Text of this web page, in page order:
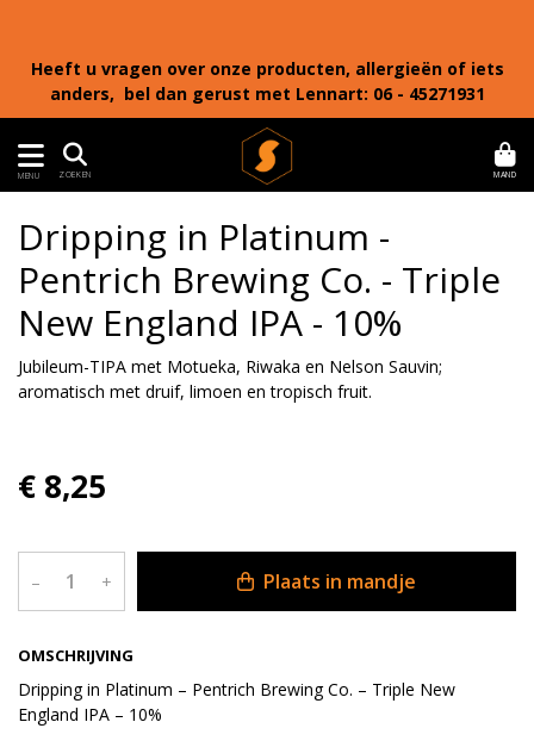
Heeft u vragen over onze producten, allergieën of iets
anders, bel dan gerust met Lennart: 06 - 45271931
MENU ZOEKEN MAND
OMSCHRIJVING
Dripping in Platinum – Pentrich Brewing Co. – Triple New
England IPA – 10%
Dripping in Platinum -
Pentrich Brewing Co. - Triple
New England IPA - 10%
Jubileum-TIPA met Motueka, Riwaka en Nelson Sauvin;
aromatisch met druif, limoen en tropisch fruit.
€ 8,25
– + Plaats in mandje